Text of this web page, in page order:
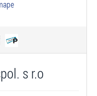
s r.o